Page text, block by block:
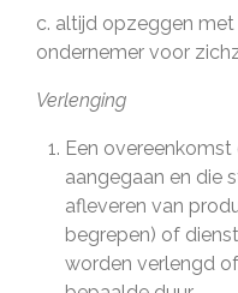
c. altijd opzeggen
ondernemer voor
Verlenging
Een
aangegaan en die
afleveren van
begrepen) of
worden verlengd